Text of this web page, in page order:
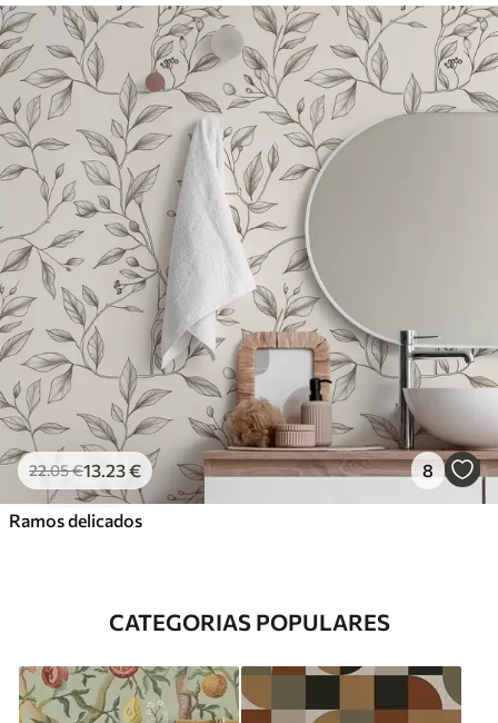
22.05€13.23€ 8
Ramos delicados
CATEGORIAS POPULARES